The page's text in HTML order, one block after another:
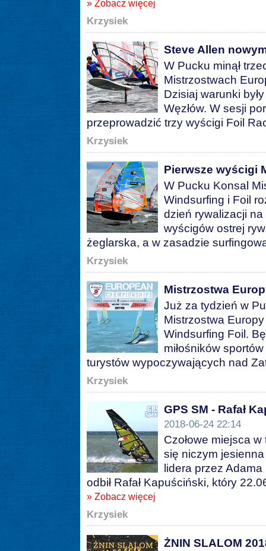
» Zobacz więcej
Krzysiek
Steve Allen
W Pucku minął
Mistrzostwach
Dzisiaj warunki
Węzłów. W sesji
przeprowadzić trzy wyścigi Foil
Krzysiek
Pierwsze wyścigi
W Pucku Konsal
Windsurfing i Foil
dzień rywalizacji na
wyścigów ostrej
żeglarska, a w zasadzie
Krzysiek
Mistrzostwa
Już za tydzień w
Mistrzostwa
Windsurfing Foil.
miłośników
turystów wypoczywających nad
Krzysiek
GPS SM - Rafał
2018-06-24 22:14
Czołowe miejsca
się niczym
lidera przez
odbił Rafał Kapuściński, który
» Zobacz więcej
Krzysiek
ŻNIN SLALOM